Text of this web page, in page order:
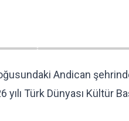
Andican
yılı Türk Dünyası Kültür